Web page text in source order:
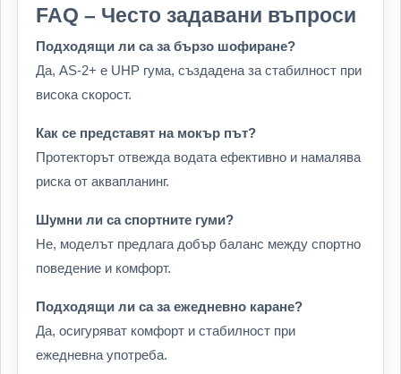
FAQ – Често задавани въпроси
Подходящи ли са за бързо шофиране?
Да, AS-2+ е UHP гума, създадена за стабилност при
висока скорост.
Как се представят на мокър път?
Протекторът отвежда водата ефективно и намалява
риска от аквапланинг.
Шумни ли са спортните гуми?
Не, моделът предлага добър баланс между спортно
поведение и комфорт.
Подходящи ли са за ежедневно каране?
Да, осигуряват комфорт и стабилност при
ежедневна употреба.